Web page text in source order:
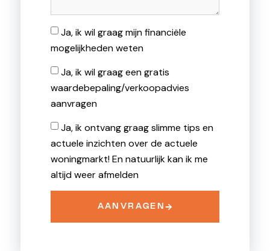
Ja, ik wil graag mijn financiële
mogelijkheden weten
Ja, ik wil graag een gratis
waardebepaling/verkoopadvies
aanvragen
Ja, ik ontvang graag slimme tips en
actuele inzichten over de actuele
woningmarkt! En natuurlijk kan ik me
altijd weer afmelden
AANVRAGEN